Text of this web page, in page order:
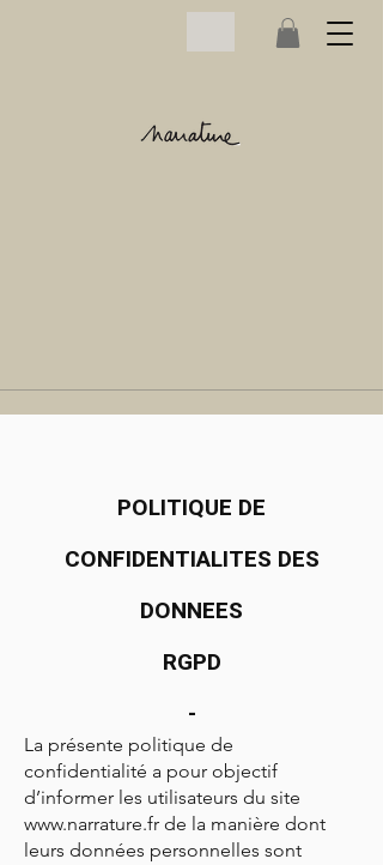
POLITIQUE DE
CONFIDENTIALITES DES
DONNEES
RGPD
-
La présente politique de
confidentialité a pour objectif
d’informer les utilisateurs du site
www.narrature.fr de la manière dont
leurs données personnelles sont